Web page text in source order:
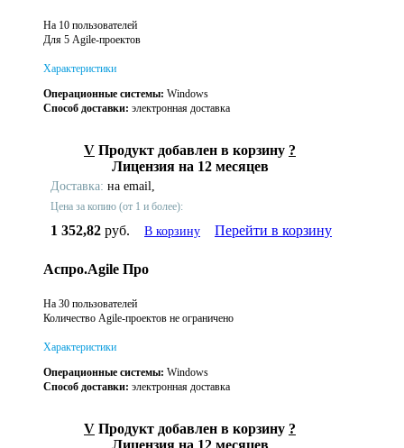
На 10 пользователей
Для 5 Agile-проектов
Характеристики
Операционные системы: Windows
Способ доставки: электронная доставка
V Продукт добавлен в корзину ?
Лицензия на 12 месяцев
Доставка: на email,
Цена за копию (от 1 и более):
1 352,82 руб. В корзину Перейти в корзину
Аспро.Agile Про
На 30 пользователей
Количество Agile-проектов не ограничено
Характеристики
Операционные системы: Windows
Способ доставки: электронная доставка
V Продукт добавлен в корзину ?
Лицензия на 12 месяцев